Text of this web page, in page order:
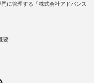
に管理する「株式会社アドバンス
要